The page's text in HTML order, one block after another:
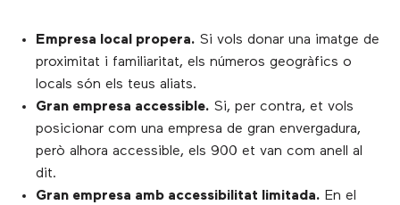
Empresa local propera. Si vols donar una imatge de
proximitat i familiaritat, els números geogràfics o
locals són els teus aliats.
Gran empresa accessible. Si, per contra, et vols
posicionar com una empresa de gran envergadura,
però alhora accessible, els 900 et van com anell al
dit.
Gran empresa amb accessibilitat limitada. En el